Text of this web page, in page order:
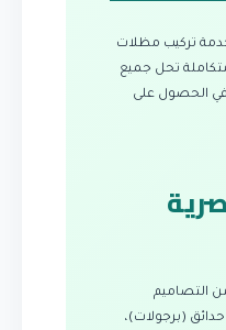
تركيب مظلات
تحل جميع
الحصول على
التصاميم
(برجولات)،